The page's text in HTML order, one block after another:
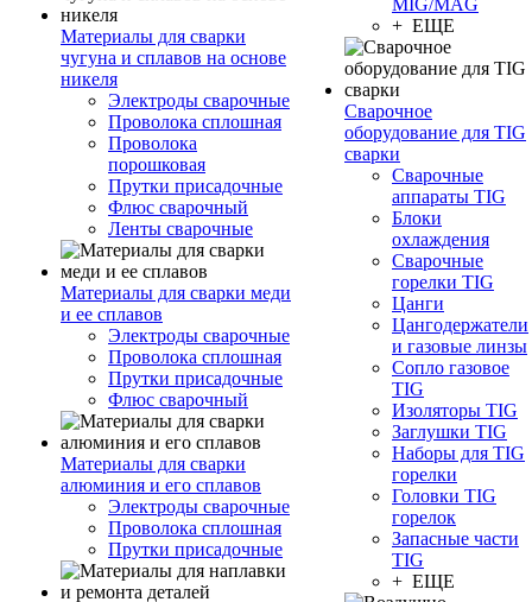
Материалы для сварки
чугуна и сплавов на основе
никеля
Электроды сварочные
Проволока сплошная
Проволока
порошковая
Прутки присадочные
Флюс сварочный
Ленты сварочные
Материалы для сварки меди
и ее сплавов
Электроды сварочные
Проволока сплошная
Прутки присадочные
Флюс сварочный
Материалы для сварки
алюминия и его сплавов
Электроды сварочные
Проволока сплошная
Прутки присадочные
MIG/MAG
+ ЕЩЕ
Сварочное
оборудование для TIG
сварки
Сварочные
аппараты TIG
Блоки
охлаждения
Сварочные
горелки TIG
Цанги
Цангодержатели
и газовые линзы
Сопло газовое
TIG
Изоляторы TIG
Заглушки TIG
Наборы для TIG
горелки
Головки TIG
горелок
Запасные части
TIG
+ ЕЩЕ